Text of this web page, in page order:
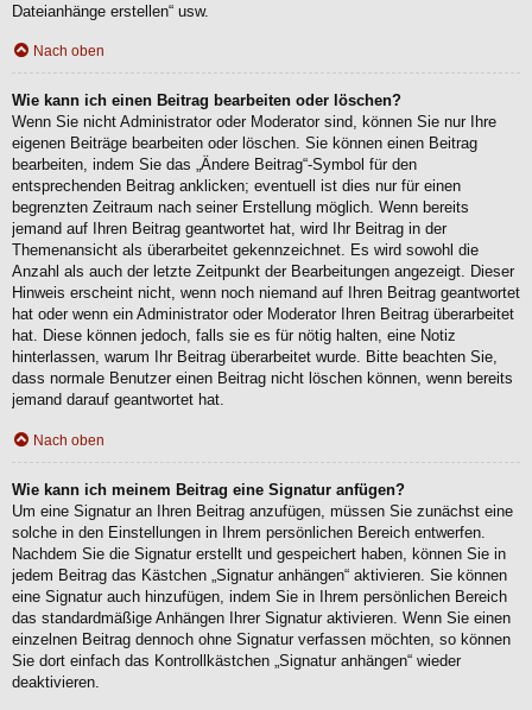
Dateianhänge erstellen“ usw.
Nach oben
Wie kann ich einen Beitrag bearbeiten oder löschen?
Wenn Sie nicht Administrator oder Moderator sind, können Sie nur Ihre
eigenen Beiträge bearbeiten oder löschen. Sie können einen Beitrag
bearbeiten, indem Sie das „Ändere Beitrag“-Symbol für den
entsprechenden Beitrag anklicken; eventuell ist dies nur für einen
begrenzten Zeitraum nach seiner Erstellung möglich. Wenn bereits
jemand auf Ihren Beitrag geantwortet hat, wird Ihr Beitrag in der
Themenansicht als überarbeitet gekennzeichnet. Es wird sowohl die
Anzahl als auch der letzte Zeitpunkt der Bearbeitungen angezeigt. Dieser
Hinweis erscheint nicht, wenn noch niemand auf Ihren Beitrag geantwortet
hat oder wenn ein Administrator oder Moderator Ihren Beitrag überarbeitet
hat. Diese können jedoch, falls sie es für nötig halten, eine Notiz
hinterlassen, warum Ihr Beitrag überarbeitet wurde. Bitte beachten Sie,
dass normale Benutzer einen Beitrag nicht löschen können, wenn bereits
jemand darauf geantwortet hat.
Nach oben
Wie kann ich meinem Beitrag eine Signatur anfügen?
Um eine Signatur an Ihren Beitrag anzufügen, müssen Sie zunächst eine
solche in den Einstellungen in Ihrem persönlichen Bereich entwerfen.
Nachdem Sie die Signatur erstellt und gespeichert haben, können Sie in
jedem Beitrag das Kästchen „Signatur anhängen“ aktivieren. Sie können
eine Signatur auch hinzufügen, indem Sie in Ihrem persönlichen Bereich
das standardmäßige Anhängen Ihrer Signatur aktivieren. Wenn Sie einen
einzelnen Beitrag dennoch ohne Signatur verfassen möchten, so können
Sie dort einfach das Kontrollkästchen „Signatur anhängen“ wieder
deaktivieren.